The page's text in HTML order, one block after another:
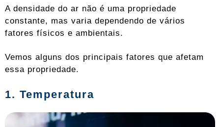
A densidade do ar não é uma propriedade
constante, mas varia dependendo de vários
fatores físicos e ambientais.
Vemos alguns dos principais fatores que afetam
essa propriedade.
1. Temperatura